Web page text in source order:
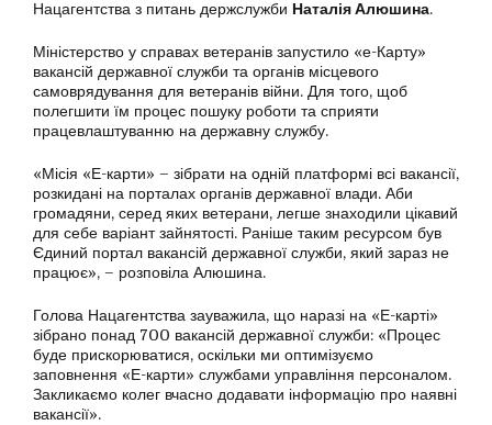
Нацагентства з питань держслужби Наталія Алюшина.
Міністерство у справах ветеранів запустило «е-Карту»
вакансій державної служби та органів місцевого
самоврядування для ветеранів війни. Для того, щоб
полегшити їм процес пошуку роботи та сприяти
працевлаштуванню на державну службу.
«Місія «Е-карти» – зібрати на одній платформі всі вакансії,
розкидані на порталах органів державної влади. Аби
громадяни, серед яких ветерани, легше знаходили цікавий
для себе варіант зайнятості. Раніше таким ресурсом був
Єдиний портал вакансій державної служби, який зараз не
працює», – розповіла Алюшина.
Голова Нацагентства зауважила, що наразі на «Е-карті»
зібрано понад 700 вакансій державної служби: «Процес
буде прискорюватися, оскільки ми оптимізуємо
заповнення «Е-карти» службами управління персоналом.
Закликаємо колег вчасно додавати інформацію про наявні
вакансії».